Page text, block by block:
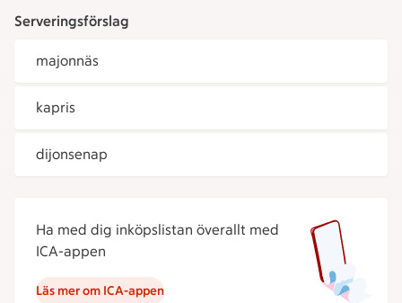
Serveringsförslag
majonnäs
kapris
dijonsenap
Ha med dig inköpslistan överallt med
ICA-appen
Läs mer om ICA-appen